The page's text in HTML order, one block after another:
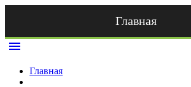
Главная
menu
Главная